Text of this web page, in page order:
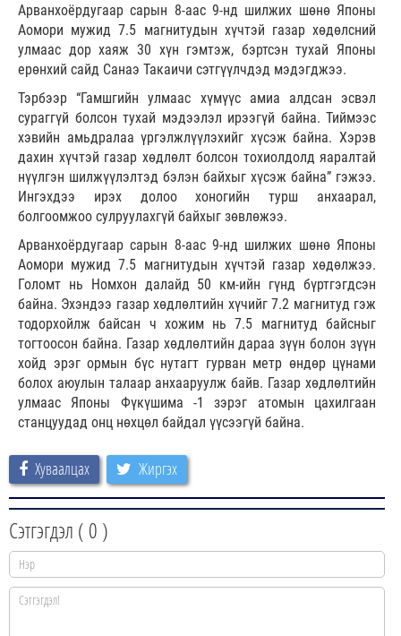
Арванхоёрдугаар сарын 8-аас 9-нд шилжих шөнө Японы
Аомори мужид 7.5 магнитудын хүчтэй газар хөдөлсний
улмаас дор хаяж 30 хүн гэмтэж, бэртсэн тухай Японы
ерөнхий сайд Санаэ Такаичи сэтгүүлчдэд мэдэгджээ.
Тэрбээр “Гамшгийн улмаас хүмүүс амиа алдсан эсвэл
сураггүй болсон тухай мэдээлэл ирээгүй байна. Тиймээс
хэвийн амьдралаа үргэлжлүүлэхийг хүсэж байна. Хэрэв
дахин хүчтэй газар хөдлөлт болсон тохиолдолд яаралтай
нүүлгэн шилжүүлэлтэд бэлэн байхыг хүсэж байна” гэжээ.
Ингэхдээ ирэх долоо хоногийн турш анхаарал,
болгоомжоо сулруулахгүй байхыг зөвлөжээ.
Арванхоёрдугаар сарын 8-аас 9-нд шилжих шөнө Японы
Аомори мужид 7.5 магнитудын хүчтэй газар хөдөлжээ.
Голомт нь Номхон далайд 50 км-ийн гүнд бүртгэгдсэн
байна. Эхэндээ газар хөдлөлтийн хүчийг 7.2 магнитуд гэж
тодорхойлж байсан ч хожим нь 7.5 магнитуд байсныг
тогтоосон байна. Газар хөдлөлтийн дараа зүүн болон зүүн
хойд эрэг ормын бүс нутагт гурван метр өндөр цүнами
болох аюулын талаар анхааруулж байв. Газар хөдлөлтийн
улмаас Японы Фүкүшима -1 зэрэг атомын цахилгаан
станцуудад онц нөхцөл байдал үүсээгүй байна.
Хуваалцах Жиргэх
Сэтгэгдэл ( 0 )